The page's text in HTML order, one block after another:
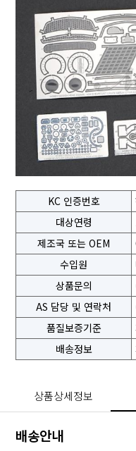
KC 인증번호
대상연령
제조국 또는 OEM
수입원
상품문의
AS 담당 및 연락처
품질보증기준
배송정보
상품상세정보
배송안내